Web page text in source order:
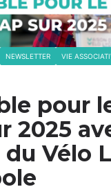
NEWSLETTER VIE
pour
2025
du Vélo